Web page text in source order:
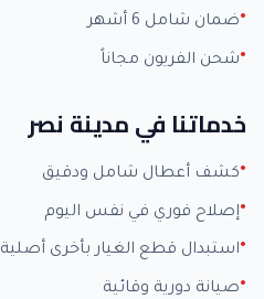
ضمان شامل 6 أشهر
شحن الفريون مجاناً
خدماتنا في مدينة نصر
كشف أعطال شامل ودقيق
إصلاح فوري في نفس اليوم
استبدال قطع الغيار بأخرى أصلية
صيانة دورية وقائية